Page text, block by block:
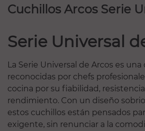
Cuchillos Arcos Serie
Serie Universal
La Serie Universal de Arcos es una
reconocidas por chefs
cocina por su fiabilidad,
rendimiento. Con un diseño
estos cuchillos están pensados
exigente, sin renunciar a la